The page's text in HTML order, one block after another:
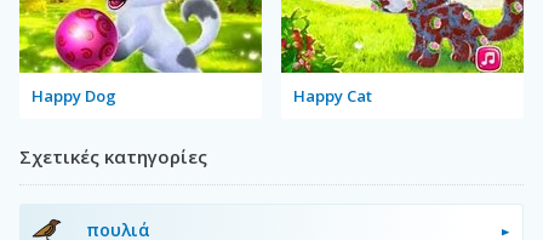
Happy Dog Happy Cat
Σχετικές κατηγορίες
πουλιά